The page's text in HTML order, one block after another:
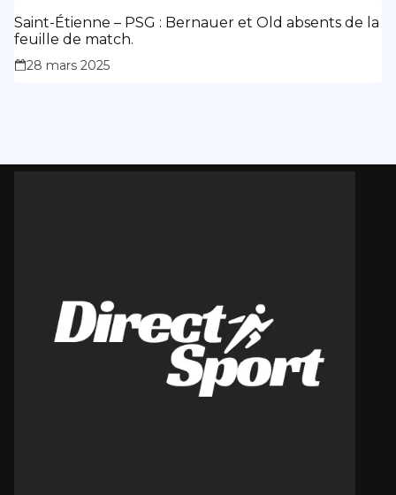
Saint-Étienne – PSG : Bernauer et Old absents de la
feuille de match.
28 mars 2025